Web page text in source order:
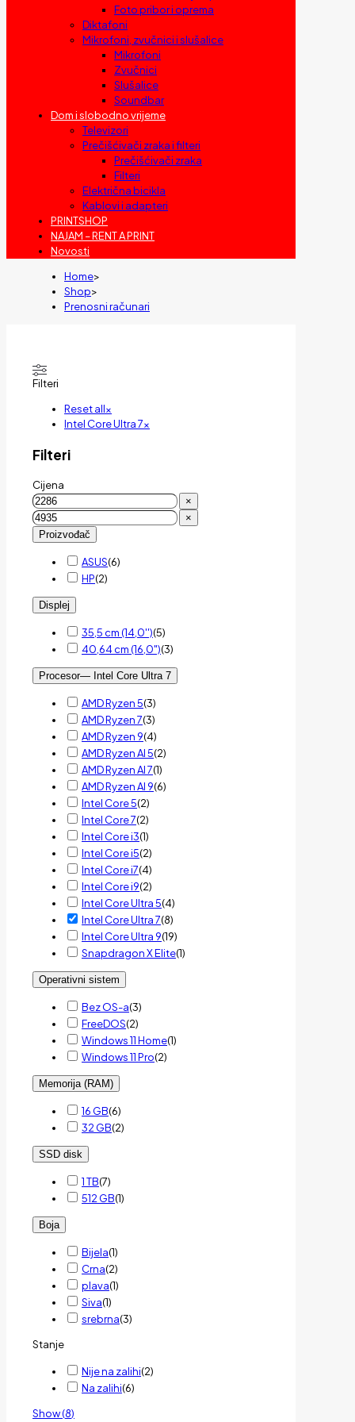
Foto pribor i oprema
Diktafoni
Mikrofoni, zvučnici i slušalice
Mikrofoni
Zvučnici
Slušalice
Soundbar
Dom i slobodno vrijeme
Televizori
Prečišćivači zraka i filteri
Prečišćivači zraka
Filteri
Električna bicikla
Kablovi i adapteri
PRINTSHOP
NAJAM – RENT A PRINT
Novosti
Home>
Shop>
Prenosni računari
Filteri
Reset all×
Intel Core Ultra 7×
Filteri
Cijena
×
×
Proizvođač
ASUS(6)
HP(2)
Displej
35,5 cm (14,0'')(5)
40,64 cm (16,0")(3)
Procesor— Intel Core Ultra 7
AMD Ryzen 5(3)
AMD Ryzen 7(3)
AMD Ryzen 9(4)
AMD Ryzen AI 5(2)
AMD Ryzen AI 7(1)
AMD Ryzen AI 9(6)
Intel Core 5(2)
Intel Core 7(2)
Intel Core i3(1)
Intel Core i5(2)
Intel Core i7(4)
Intel Core i9(2)
Intel Core Ultra 5(4)
Intel Core Ultra 7(8)
Intel Core Ultra 9(19)
Snapdragon X Elite(1)
Operativni sistem
Bez OS-a(3)
FreeDOS(2)
Windows 11 Home(1)
Windows 11 Pro(2)
Memorija (RAM)
16 GB(6)
32 GB(2)
SSD disk
1 TB(7)
512 GB(1)
Boja
Bijela(1)
Crna(2)
plava(1)
Siva(1)
srebrna(3)
Stanje
Nije na zalihi(2)
Na zalihi(6)
Show(8)